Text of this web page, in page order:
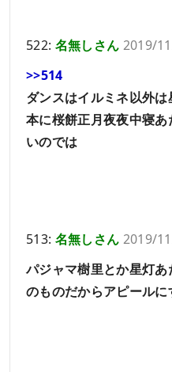
522: 名無しさん 2019/
>>514
ダンスはイルミネ以外
本に桜餅正月夜夜中寝
いのでは
513: 名無しさん 2019/
パジャマ樹里とか星灯
のものだからアピール